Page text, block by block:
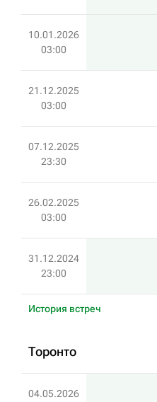
10.01.2026
03:00
21.12.2025
03:00
07.12.2025
23:30
26.02.2025
03:00
31.12.2024
23:00
История встреч
Торонто
04.05.2026